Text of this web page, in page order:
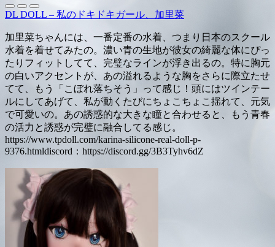
DL DOLL – 私のドキドキガール、加里菜
加里菜ちゃんには、一番定番の水着、つまり日本のスクール
水着を着せてみたの。濃い青の生地が彼女の綺麗な体にぴっ
たりフィットしてて、完璧なラインが浮き出るの。特に胸元
の白いアクセントが、あの溢れるような胸をさらに際立たせ
てて、もう「こぼれ落ちそう」って感じ！頭にはツインテー
ルにしてあげて、私が動くたびにちょこちょこ揺れて、元気
で可愛いの。あの誘惑的な大きな瞳と合わせると、もう青春
の活力と誘惑が完璧に融合してる感じ。
https://www.tpdoll.com/karina-silicone-real-doll-p-
9376.htmldiscord：https://discord.gg/3B3Tyhv6dZ